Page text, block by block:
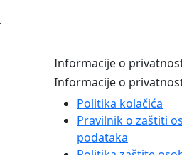
Informacije o
Informacije o
Politika kolačića
Pravilnik o zaštiti
podataka